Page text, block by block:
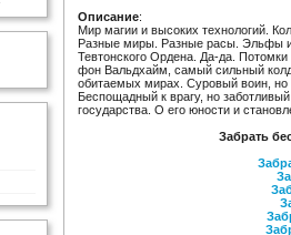
Описание:
Мир магии и высоких технологий.
Разные миры. Разные расы. Эльфы
Тевтонского Ордена. Да-да. Потомки
фон Вальдхайм, самый сильный
обитаемых мирах. Суровый воин, но
Беспощадный к врагу, но
государства. О его юности и
Забрать